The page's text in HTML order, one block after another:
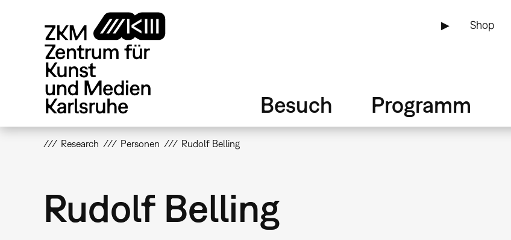
▶ Shop
Besuch Programm
Research Personen Rudolf Belling
Rudolf Belling